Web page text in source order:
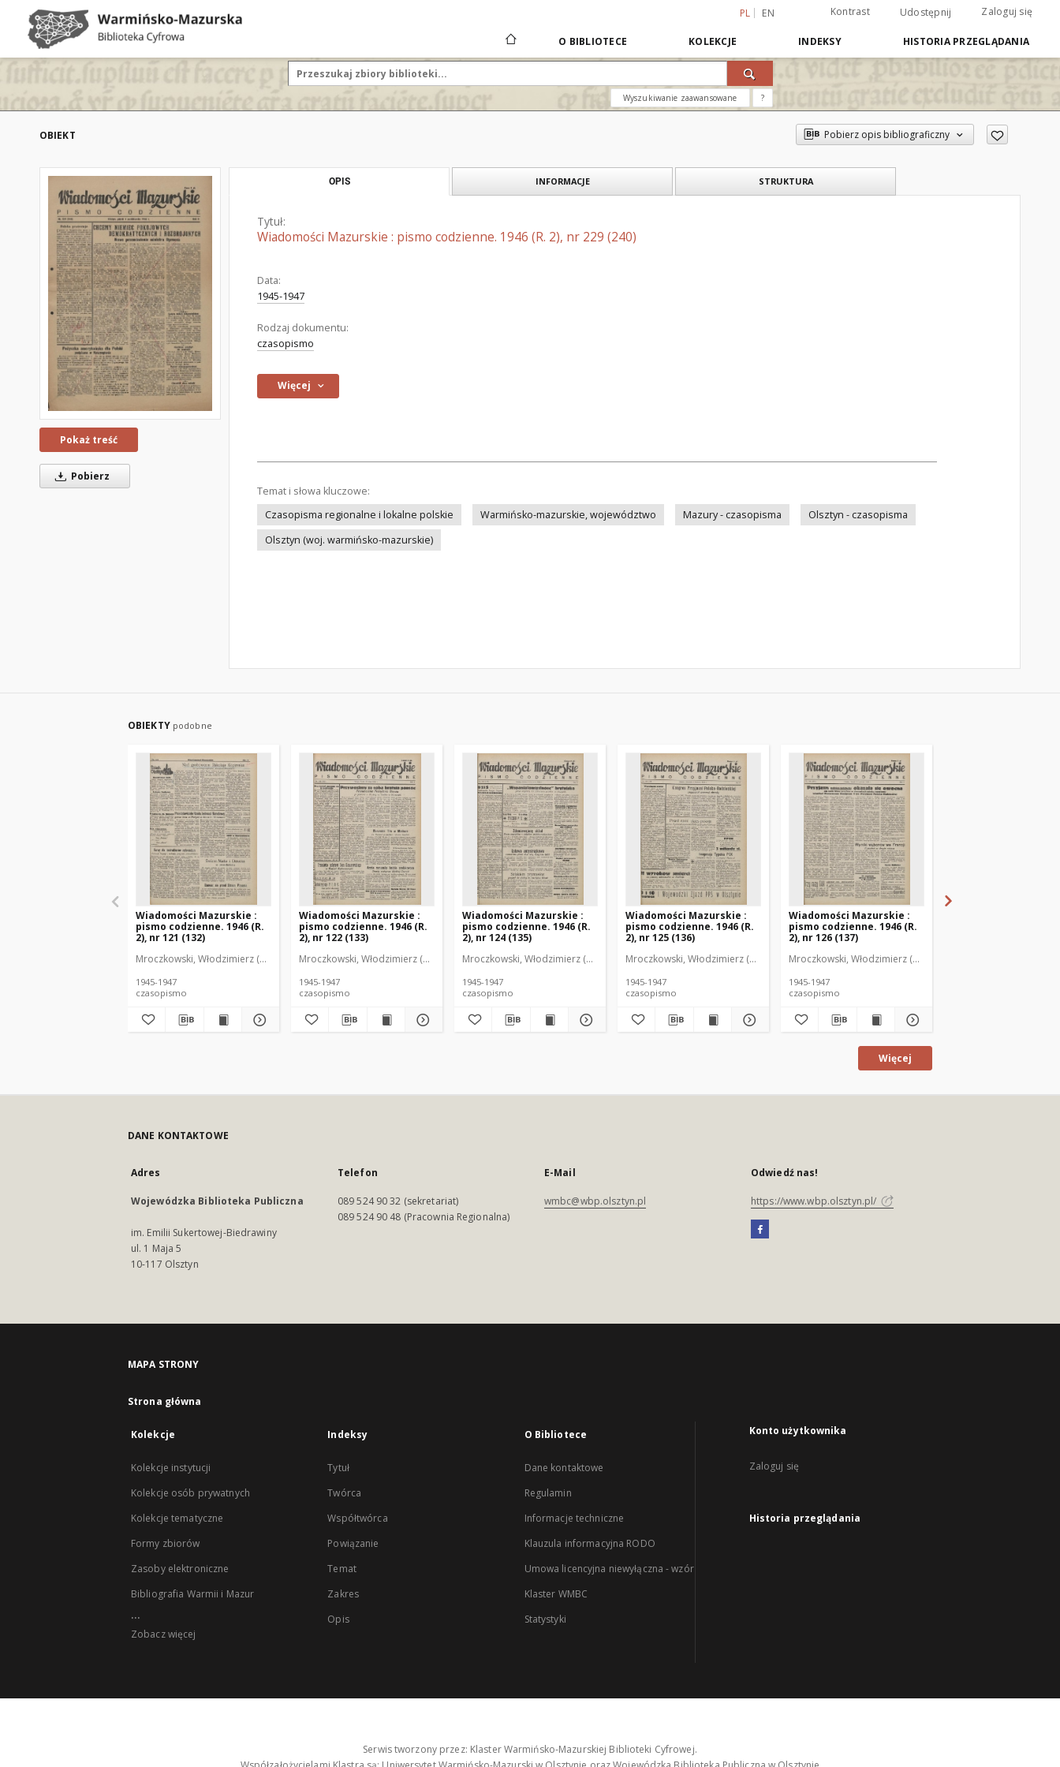
PL EN Kontrast Udostępnij Zaloguj się
O BIBLIOTECE KOLEKCJE INDEKSY HISTORIA PRZEGLĄDANIA
Wyszukiwanie zaawansowane ?
OBIEKT Pobierz opis bibliograficzny
Pokaż treść
Pobierz
OPIS INFORMACJE STRUKTURA
Tytuł:
Wiadomości Mazurskie : pismo codzienne. 1946 (R. 2), nr 229 (240)
Data:
1945-1947
Rodzaj dokumentu:
czasopismo
Więcej
Temat i słowa kluczowe:
Czasopisma regionalne i lokalne polskie
Warmińsko-mazurskie, województwo Mazury - czasopisma
Olsztyn - czasopisma
Olsztyn (woj. warmińsko-mazurskie)
OBIEKTY podobne
Wiadomości Mazurskie :
pismo codzienne. 1946 (R.
2), nr 121 (132)
Mroczkowski, Włodzimierz (1902-1971). Redaktor
1945-1947
czasopismo
Wiadomości Mazurskie :
pismo codzienne. 1946 (R.
2), nr 122 (133)
Mroczkowski, Włodzimierz (1902-1971). Redaktor
1945-1947
czasopismo
Wiadomości Mazurskie :
pismo codzienne. 1946 (R.
2), nr 124 (135)
Mroczkowski, Włodzimierz (1902-1971). Redaktor
1945-1947
czasopismo
Wiadomości Mazurskie :
pismo codzienne. 1946 (R.
2), nr 125 (136)
Mroczkowski, Włodzimierz (1902-1971). Redaktor
1945-1947
czasopismo
Wiadomości Mazurskie :
pismo codzienne. 1946 (R.
2), nr 126 (137)
Mroczkowski, Włodzimierz (1902-1971). Redaktor
1945-1947
czasopismo
Więcej
DANE KONTAKTOWE
Adres
Wojewódzka Biblioteka Publiczna
im. Emilii Sukertowej-Biedrawiny
ul. 1 Maja 5
10-117 Olsztyn
Telefon
089 524 90 32 (sekretariat)
089 524 90 48 (Pracownia Regionalna)
E-Mail
wmbc@wbp.olsztyn.pl
Odwiedź nas!
https://www.wbp.olsztyn.pl/
MAPA STRONY
Strona główna
Kolekcje
Kolekcje instytucji
Kolekcje osób prywatnych
Kolekcje tematyczne
Formy zbiorów
Zasoby elektroniczne
Bibliografia Warmii i Mazur
...
Zobacz więcej
Indeksy
Tytuł
Twórca
Współtwórca
Powiązanie
Temat
Zakres
Opis
O Bibliotece
Dane kontaktowe
Regulamin
Informacje techniczne
Klauzula informacyjna RODO
Umowa licencyjna niewyłączna - wzór
Klaster WMBC
Statystyki
Konto użytkownika
Zaloguj się
Historia przeglądania
Serwis tworzony przez: Klaster Warmińsko-Mazurskiej Biblioteki Cyfrowej.